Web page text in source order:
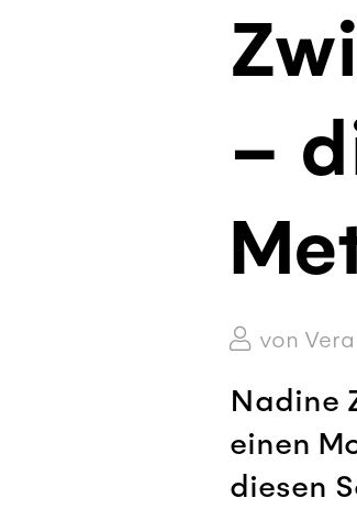
–
von
Nadine
einen
diesen